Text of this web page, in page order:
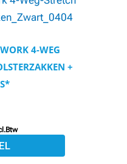
4-WEG
+